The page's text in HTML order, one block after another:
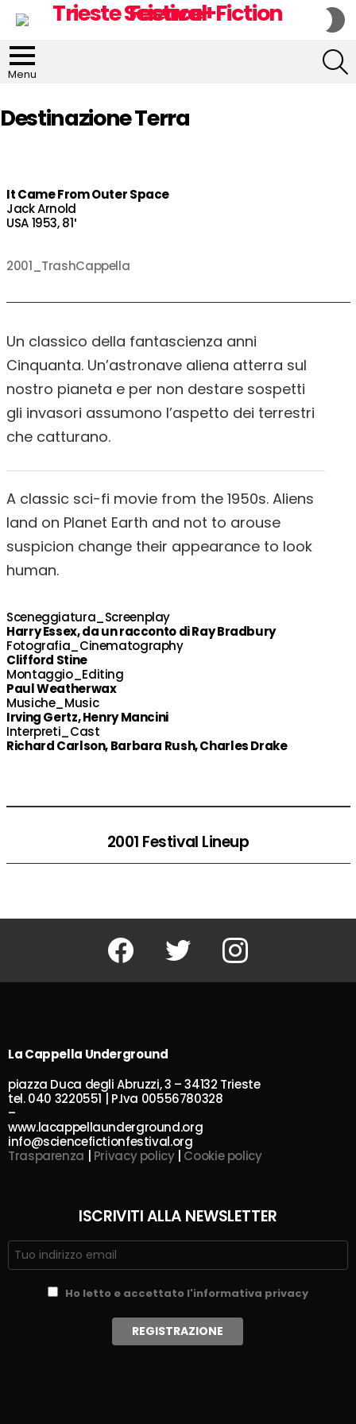
Menu
Destinazione Terra
It Came From Outer Space
Jack Arnold
USA 1953, 81′
2001_TrashCappella
Un classico della fantascienza anni
Cinquanta. Un’astronave aliena atterra sul
nostro pianeta e per non destare sospetti
gli invasori assumono l’aspetto dei terrestri
che catturano.
A classic sci-fi movie from the 1950s. Aliens
land on Planet Earth and not to arouse
suspicion change their appearance to look
human.
Sceneggiatura_Screenplay
Harry Essex, da un racconto di Ray Bradbury
Fotografia_Cinematography
Clifford Stine
Montaggio_Editing
Paul Weatherwax
Musiche_Music
Irving Gertz, Henry Mancini
Interpreti_Cast
Richard Carlson, Barbara Rush, Charles Drake
2001 Festival Lineup
Facebook Twitter Instagram
La Cappella Underground
piazza Duca degli Abruzzi, 3 – 34132 Trieste
tel. 040 3220551 | P.Iva 00556780328
–
www.lacappellaunderground.org
info@sciencefictionfestival.org
Trasparenza
Privacy policy| Cookie policy
ISCRIVITI ALLA NEWSLETTER
Ho letto e accettato l'informativa privacy